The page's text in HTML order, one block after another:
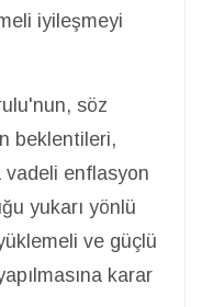
iyileşmeyi
söz
beklentileri,
vadeli enflasyon
yukarı yönlü
ve güçlü
karar